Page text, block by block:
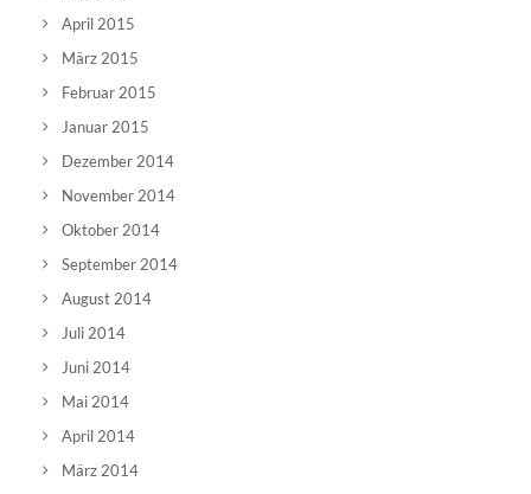
April 2015
März 2015
Februar 2015
Januar 2015
Dezember 2014
November 2014
Oktober 2014
September 2014
August 2014
Juli 2014
Juni 2014
Mai 2014
April 2014
März 2014